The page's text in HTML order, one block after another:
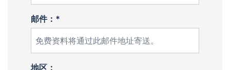
邮件：*
地区：